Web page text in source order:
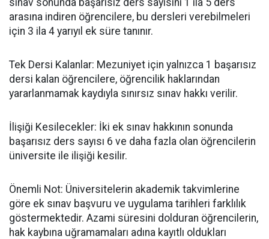
arasına indiren öğrencilere, bu dersleri verebilmeleri
için 3 ila 4 yarıyıl ek süre tanınır.
​Tek Dersi Kalanlar: Mezuniyet için yalnızca 1 başarısız
dersi kalan öğrencilere, öğrencilik haklarından
yararlanmamak kaydıyla sınırsız sınav hakkı verilir.
​İlişiği Kesilecekler: İki ek sınav hakkının sonunda
başarısız ders sayısı 6 ve daha fazla olan öğrencilerin
üniversite ile ilişiği kesilir.
​Önemli Not: Üniversitelerin akademik takvimlerine
göre ek sınav başvuru ve uygulama tarihleri farklılık
göstermektedir. Azami süresini dolduran öğrencilerin,
hak kaybına uğramamaları adına kayıtlı oldukları